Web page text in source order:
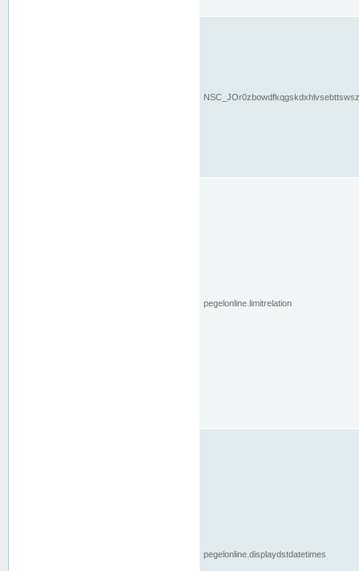
pegelonline.limitrelation
pegelonline.displaydstdatetimes